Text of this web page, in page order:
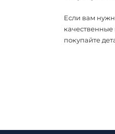
Если вам
покупайте